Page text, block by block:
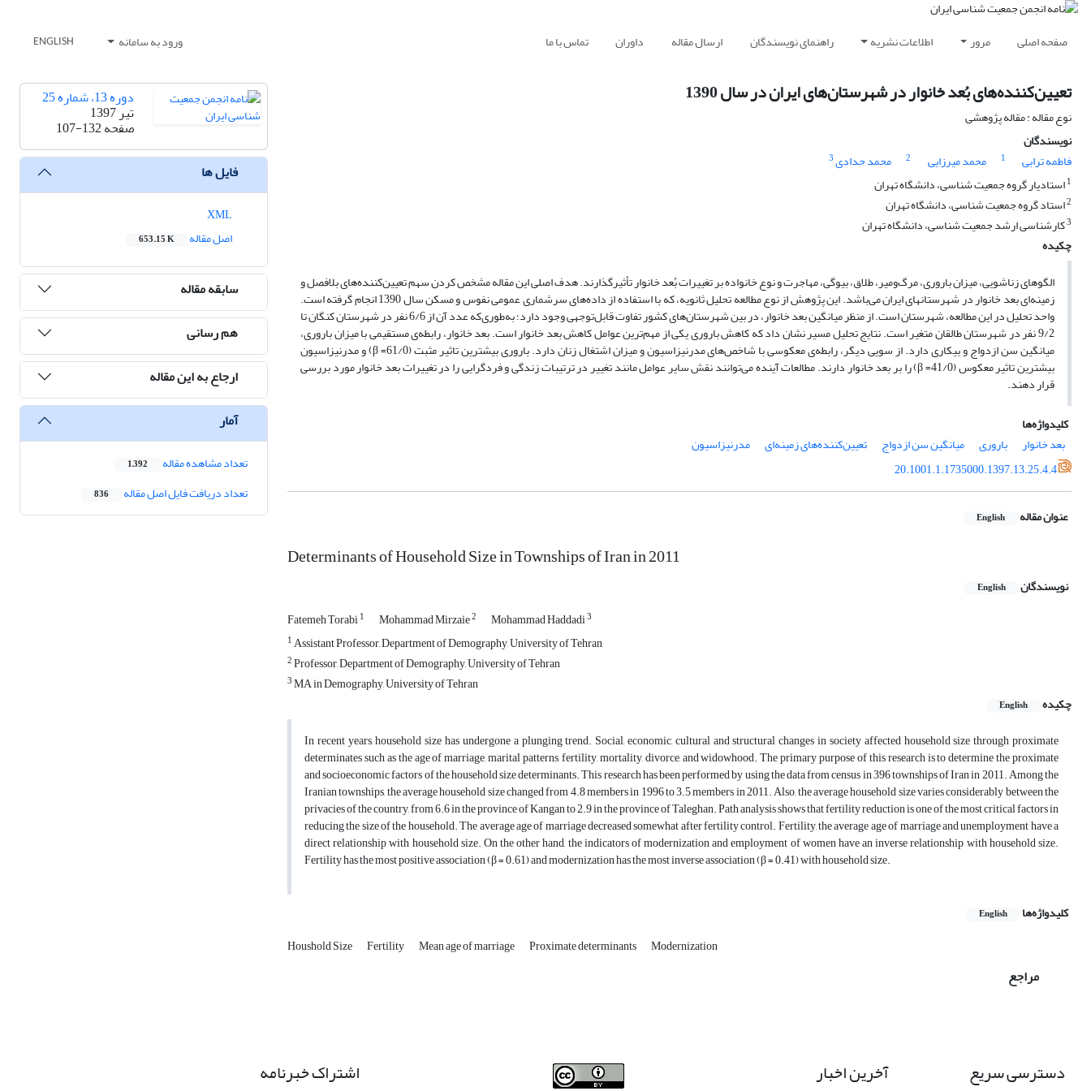
صفحه اصلی مرور اطلاعات نشریه راهنمای نویسندگان ارسال مقاله داوران تماس با ما ورود به سامانه ENGLISH
تعیین‌کننده‌های بُعد خانوار در شهرستان‌های ایران در سال 1390
نوع مقاله : مقاله پژوهشی
نویسندگان
فاطمه ترابی
1 محمد میرزایی 2 محمد حدادی3
1استادیار گروه جمعیت شناسی، دانشگاه تهران
2استاد گروه جمعیت شناسی، دانشگاه تهران
3کارشناسی ارشد جمعیت شناسی، دانشگاه تهران
چکیده
الگوهای زناشویی، میزان باروری، مرگ‌ومیر، طلاق، بیوگی، مهاجرت و نوع خانواده بر تغییرات بُعد خانوار تأثیر­گذارند. هدف اصلی این مقاله مشخص کردن سهم تعیین‌کننده‌های بلافصل و
زمینه‌ای بعد خانوار در شهرستان­های ایران می‌باشد. این پژوهش از نوع مطالعه تحلیل ثانویه، که با استفاده از داده‌های سرشماری عمومی نفوس و مسکن سال 1390 انجام گرفته است.
واحد تحلیل در این مطالعه، شهرستان است. از منظر میانگین بعد خانوار، در بین شهرستان‌های کشور تفاوت‌ قابل‌توجهی وجود دارد؛ به‌طوری‌که عدد آن از 6/6 نفر در شهرستان کنگان تا
9/2 نفر در شهرستان طالقان متغیر است. نتایج تحلیل مسیر نشان داد که کاهش باروری یکی از مهم‌ترین عوامل کاهش بعد خانوار است. بعد خانوار، رابطه‌ی مستقیمی با میزان باروری،
میانگین سن ازدواج و بیکاری دارد. از سویی دیگر، رابطه‌ی معکوسی با شاخص‌های مدرنیزاسیون و میزان اشتغال زنان دارد. باروری بیشترین تاثیر مثبت (61/0= β) و مدرنیزاسیون
بیشترین تاثیر معکوس (41/0= β) را بر بعد خانوار دارند. مطالعات آینده می‌توانند نقش سایر عوامل مانند تغییر در ترتیبات زندگی و فردگرایی را در تغییرات بعد خانوار مورد بررسی
قرار دهند.
کلیدواژه‌ها
بعد خانوار
باروری میانگین سن ازدواج تعیین‌کننده‌های زمینه‌ای
مدرنیزاسیون
20.1001.1.1735000.1397.13.25.4.4
عنوان مقاله English
Determinants of Household Size in Townships of Iran in 2011
نویسندگان English
Fatemeh Torabi1 Mohammad Mirzaie2 Mohammad Haddadi3
1Assistant Professor, Department of Demography, University of Tehran
2Professor, Department of Demography, University of Tehran
3MA in Demography, University of Tehran
چکیده
English
In recent years, household size has undergone a plunging trend. Social, economic, cultural and structural changes in society affected household size through proximate
determinates such as the age of marriage, marital patterns, fertility, mortality, divorce, and widowhood. The primary purpose of this research is to determine the proximate
and socioeconomic factors of the household size determinants. This research has been performed by using the data from census in 396 townships of Iran in 2011. Among the
Iranian townships, the average household size changed from 4.8 members in 1996 to 3.5 members in 2011. Also, the average household size varies considerably between the
privacies of the country, from 6.6 in the province of Kangan to 2.9 in the province of Taleghan. Path analysis shows that fertility reduction is one of the most critical factors in
reducing the size of the household. The average age of marriage decreased somewhat after fertility control. Fertility, the average age of marriage and unemployment have a
direct relationship with household size. On the other hand, the indicators of modernization and employment of women have an inverse relationship with household size.
Fertility has the most positive association (β = 0.61) and modernization has the most inverse association (β = 0.41) with household size.
کلیدواژه‌ها English
Houshold Size Fertility Mean age of marriage Proximate determinants Modernization
مراجع
دوره 13، شماره 25
تیر 1397
صفحه107-132
فایل ها
اصل مقاله
653.15 K
سابقه مقاله
هم رسانی
ارجاع به این مقاله
آمار
تعداد مشاهده مقاله 1,392
تعداد دریافت فایل اصل مقاله 836
دسترسی سریع آخرین اخبار اشتراک خبرنامه